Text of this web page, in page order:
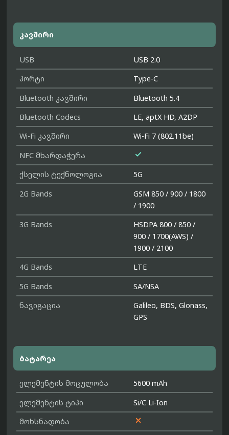
კავშირი
USB
USB 2.0
პორტი
Type-C
Bluetooth კავშირი
Bluetooth 5.4
Bluetooth Codecs
LE, aptX HD, A2DP
Wi-Fi კავშირი
Wi-Fi 7 (802.11be)
NFC მხარდაჭერა

ქსელის ტექნოლოგია
5G
2G Bands
GSM 850 / 900 / 1800
/ 1900
3G Bands
HSDPA 800 / 850 /
900 / 1700(AWS) /
1900 / 2100
4G Bands
LTE
5G Bands
SA/NSA
ნავიგაცია
Galileo, BDS, Glonass,
GPS
ბატარეა
ელემენტის მოცულობა
5600 mAh
ელემენტის ტიპი
Si/C Li-Ion
მოხსნადობა
